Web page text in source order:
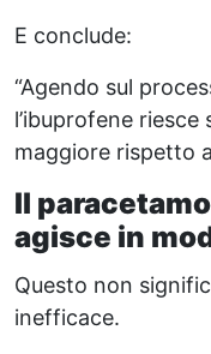
E conclude:
“Agendo sul
l’ibuprofene
maggiore rispetto
Il
agisce in
Questo non
inefficace.